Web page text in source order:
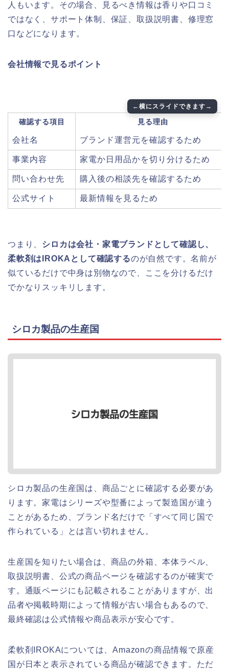
人もいます。その場合、見るべき情報は香りや口コミ
ではなく、サポート体制、保証、取扱説明書、修理窓
口などになります。
会社情報で見るポイント
確認する項目 見る理由
会社名 ブランド運営元を確認するため
事業内容 家電か日用品かを切り分けるため
問い合わせ先 購入後の相談先を確認するため
公式サイト 最新情報を見るため
つまり、 シロカは会社・家電ブランドとして確認し、
柔軟剤はIROKAとして確認するのが自然です。名前が
似ているだけで中身は別物なので、ここを分けるだけ
でかなりスッキリします。
シロカ製品の生産国
シロカ製品の生産国は、商品ごとに確認する必要があ
ります。家電はシリーズや型番によって製造国が違う
ことがあるため、ブランド名だけで「すべて同じ国で
作られている」とは言い切れません。
生産国を知りたい場合は、商品の外箱、本体ラベル、
取扱説明書、公式の商品ページを確認するのが確実で
す。通販ページにも記載されることがありますが、出
品者や掲載時期によって情報が古い場合もあるので、
最終確認は公式情報や商品表示が安心です。
柔軟剤IROKAについては、Amazonの商品情報で原産
国が日本と表示されている商品が確認できます。ただ